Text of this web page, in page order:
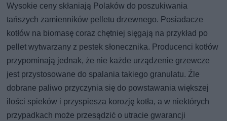
Wysokie ceny skłaniają Polaków do poszukiwania
tańszych zamienników pelletu drzewnego. Posiadacze
kotłów na biomasę coraz chętniej sięgają na przykład po
pellet wytwarzany z pestek słonecznika. Producenci kotłów
przypominają jednak, że nie każde urządzenie grzewcze
jest przystosowane do spalania takiego granulatu. Źle
dobrane paliwo przyczynia się do powstawania większej
ilości spieków i przyspiesza korozję kotła, a w niektórych
przypadkach może przesądzić o utracie gwarancji